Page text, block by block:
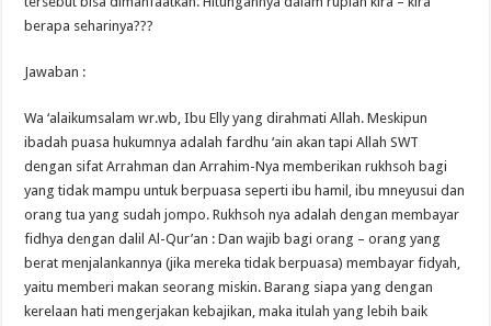
berapa seharinya???
Jawaban :
Wa ‘alaikumsalam wr.wb, Ibu Elly yang dirahmati Allah. Meskipun
ibadah puasa hukumnya adalah fardhu ‘ain akan tapi Allah SWT
dengan sifat Arrahman dan Arrahim-Nya memberikan rukhsoh bagi
yang tidak mampu untuk berpuasa seperti ibu hamil, ibu mneyusui dan
orang tua yang sudah jompo. Rukhsoh nya adalah dengan membayar
fidhya dengan dalil Al-Qur’an : Dan wajib bagi orang – orang yang
berat menjalankannya (jika mereka tidak berpuasa) membayar fidyah,
yaitu memberi makan seorang miskin. Barang siapa yang dengan
kerelaan hati mengerjakan kebajikan, maka itulah yang lebih baik